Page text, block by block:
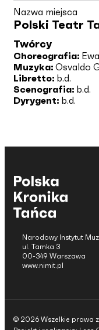
Nazwa miejsca
Polski Teatr
Twórcy
Choreografia:
Muzyka: Osvaldo
Libretto: b.d.
Scenografia: b.d.
Dyrygent: b.d.
Narodowy Instytut
ul. Tamka 3
00-349 Warszawa
www.nimit.pl
© 2026 Wszelkie prawa